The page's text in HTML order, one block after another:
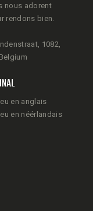
nous adorent
rendons bien.
1082,
en anglais
en néérlandais